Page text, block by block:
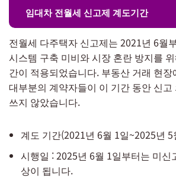
임대차 전월세 신고제 계도기간
전월세 다주택자 신고제는 2021년 6월
시스템 구축 미비와 시장 혼란 방지를
간이 적용되었습니다. 부동산 거래 현
대부분의 계약자들이 이 기간 동안 신고
쓰지 않았습니다.
계도 기간(2021년 6월 1일~2025년 5
시행일 : 2025년 6월 1일부터는 미신
상이 됩니다.